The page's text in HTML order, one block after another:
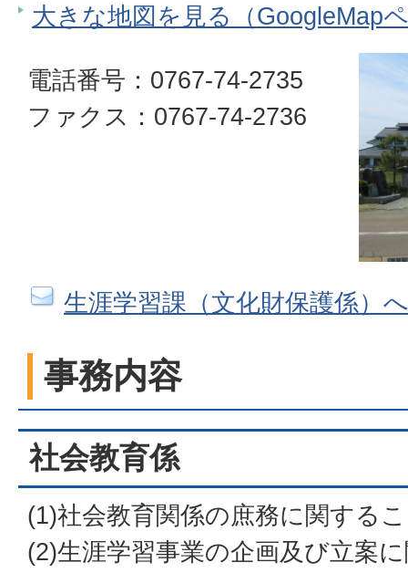
大きな地図を見る（GoogleMap
電話番号：0767-74-2735
ファクス：0767-74-2736
生涯学習課（文化財保護係）
事務内容
社会教育係
(1)社会教育関係の庶務に関する
(2)生涯学習事業の企画及び立案